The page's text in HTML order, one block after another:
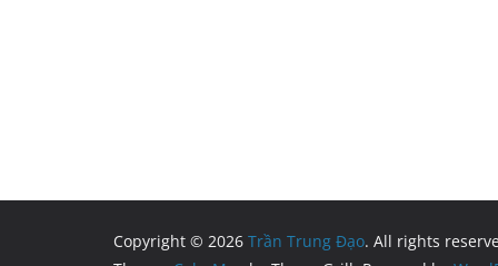
Copyright © 2026 Trần Trung Đạo. All rights